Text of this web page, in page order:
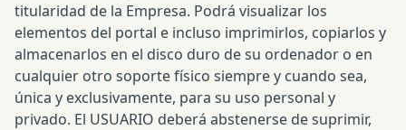
titularidad de la Empresa. Podrá visualizar los
elementos del portal e incluso imprimirlos, copiarlos y
almacenarlos en el disco duro de su ordenador o en
cualquier otro soporte físico siempre y cuando sea,
única y exclusivamente, para su uso personal y
privado. El USUARIO deberá abstenerse de suprimir,